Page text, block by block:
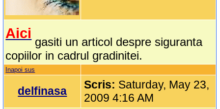
Aici
gasiti un articol despre siguranta
copiilor in cadrul gradinitei.
Inapoi sus
delfinasa Scris: Saturday, May 23,
2009 4:16 AM